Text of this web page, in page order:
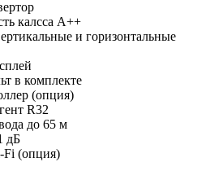
калсса А++
и горизонтальные
в комплекте
(опция)
R32
до 65 м
дБ
Fi (опция)